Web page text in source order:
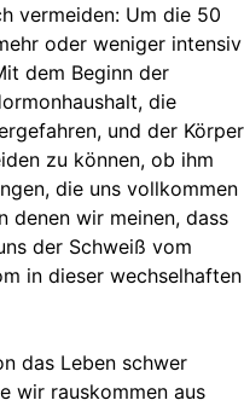
vermeiden: Um die 50
oder weniger intensiv
dem Beginn der
die
und der Körper
zu können, ob ihm
die uns vollkommen
denen wir meinen, dass
der Schweiß vom
in dieser wechselhaften
das Leben schwer
wir rauskommen aus